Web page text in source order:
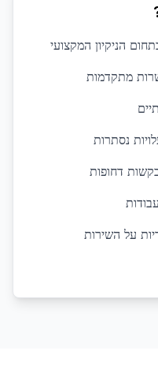
מתקדמות
נסתרות
על השירות